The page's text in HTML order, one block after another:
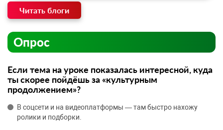
Читать блоги
Опрос
Если тема на уроке показалась интересной, куда
ты скорее пойдёшь за «культурным
продолжением»?
В соцсети и на видеоплатформы — там быстро нахожу
ролики и подборки.